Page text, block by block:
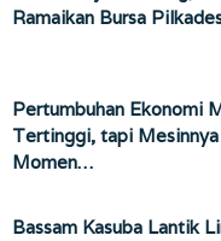
Ramaikan Bursa
Pertumbuhan Ekonomi
Tertinggi, tapi
Momen…
Bassam Kasuba Lantik